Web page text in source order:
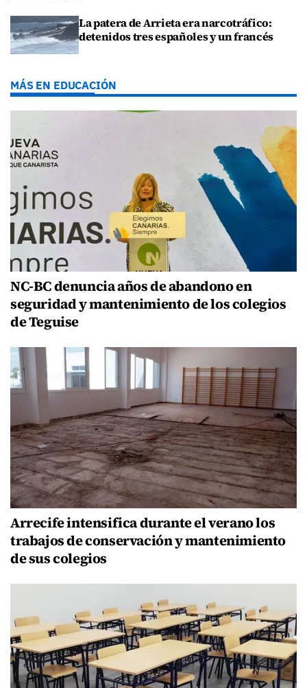
La patera de Arrieta era narcotráfico:
detenidos tres españoles y un francés
MÁS EN EDUCACIÓN
NC-BC denuncia años de abandono en
seguridad y mantenimiento de los colegios
de Teguise
Arrecife intensifica durante el verano los
trabajos de conservación y mantenimiento
de sus colegios